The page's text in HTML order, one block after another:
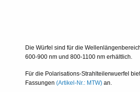
Die Würfel sind für die
600-900 nm und 800-1100 nm erhältlich.
Für die Polarisations-Strahlteilerwuerfel
Fassungen (Artikel-Nr.: MTW) an.